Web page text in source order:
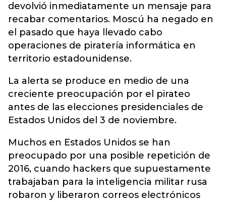
devolvió inmediatamente un mensaje para
recabar comentarios. Moscú ha negado en
el pasado que haya llevado cabo
operaciones de piratería informática en
territorio estadounidense.
La alerta se produce en medio de una
creciente preocupación por el pirateo
antes de las elecciones presidenciales de
Estados Unidos del 3 de noviembre.
Muchos en Estados Unidos se han
preocupado por una posible repetición de
2016, cuando hackers que supuestamente
trabajaban para la inteligencia militar rusa
robaron y liberaron correos electrónicos